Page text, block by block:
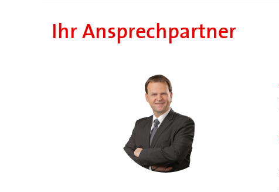
Ihr Ansprechpartner